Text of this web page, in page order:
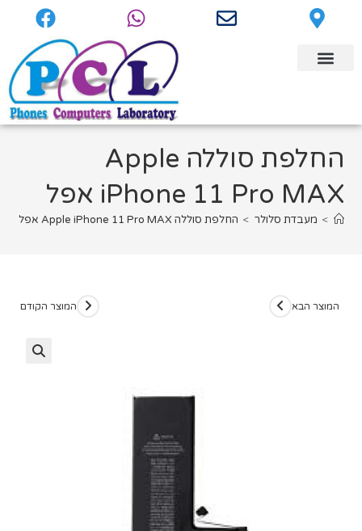
‏החלפת סוללה Apple
iPhone 11 Pro MAX אפל
> מעבדת סלולר > ‏החלפת סוללה Apple iPhone 11 Pro MAX אפל
המוצר הקודם המוצר הבא